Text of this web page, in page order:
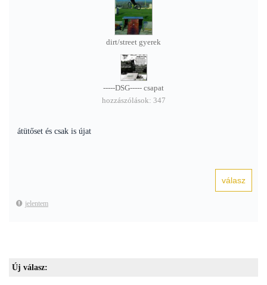
dirt/street gyerek
-----DSG----- csapat
hozzászólások: 347
átütőset és csak is újat
jelentem
Új válasz: